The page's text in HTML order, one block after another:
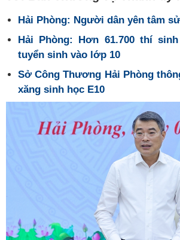
Hải Phòng: Người dân yên tâm
Hải Phòng: Hơn 61.700 thí
tuyển sinh vào lớp 10
Sở Công Thương Hải Phòng
xăng sinh học E10